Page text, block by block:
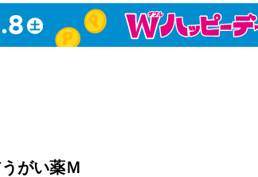
がい薬Ｍ